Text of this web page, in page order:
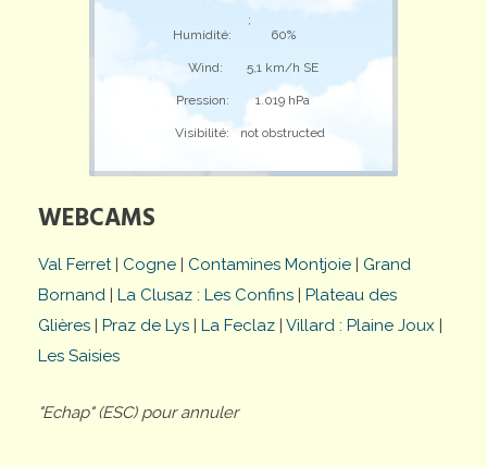
;
Humidité:
60%
Wind: 5,1 km/h SE
Pression: 1.019 hPa
Visibilité: not obstructed
WEBCAMS
Val Ferret| Cogne | Contamines Montjoie | Grand
Bornand | La Clusaz : Les Confins | Plateau des
Glières | Praz de Lys | La Feclaz | Villard : Plaine Joux |
Les Saisies
"Echap" (ESC) pour annuler